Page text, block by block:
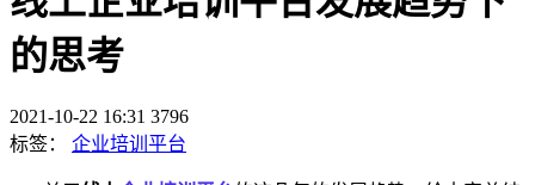
的思考
2021-10-22 16:31 3796
标签：
企业培训平台